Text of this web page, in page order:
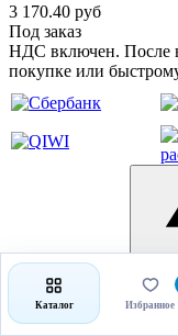
3 170.40 руб
Под заказ
НДС включен. После
покупке или быстрому
Выбрать товар
Каталог Избранное